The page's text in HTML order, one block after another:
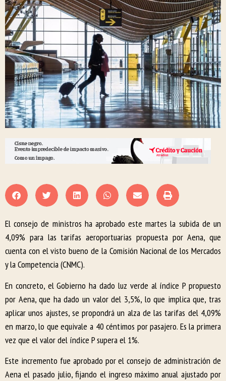
El consejo de ministros ha aprobado este martes la subida de un
4,09% para las tarifas aeroportuarias propuesta por Aena, que
cuenta con el visto bueno de la Comisión Nacional de los Mercados
y la Competencia (CNMC).
En concreto, el Gobierno ha dado luz verde al índice P propuesto
por Aena, que ha dado un valor del 3,5%, lo que implica que, tras
aplicar unos ajustes, se propondrá un alza de las tarifas del 4,09%
en marzo, lo que equivale a 40 céntimos por pasajero. Es la primera
vez que el valor del índice P supera el 1%.
Este incremento fue aprobado por el consejo de administración de
Aena el pasado julio, fijando el ingreso máximo anual ajustado por